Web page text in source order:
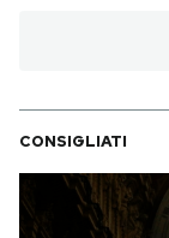
CONSIGLIATI